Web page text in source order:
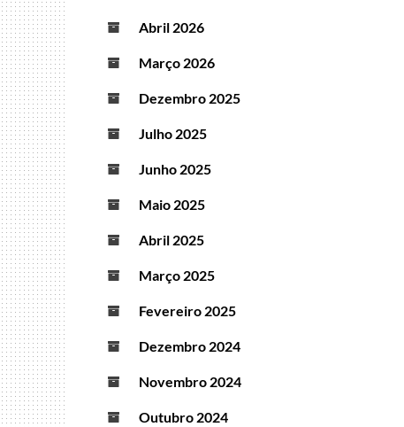
Abril 2026
Março 2026
Dezembro 2025
Julho 2025
Junho 2025
Maio 2025
Abril 2025
Março 2025
Fevereiro 2025
Dezembro 2024
Novembro 2024
Outubro 2024